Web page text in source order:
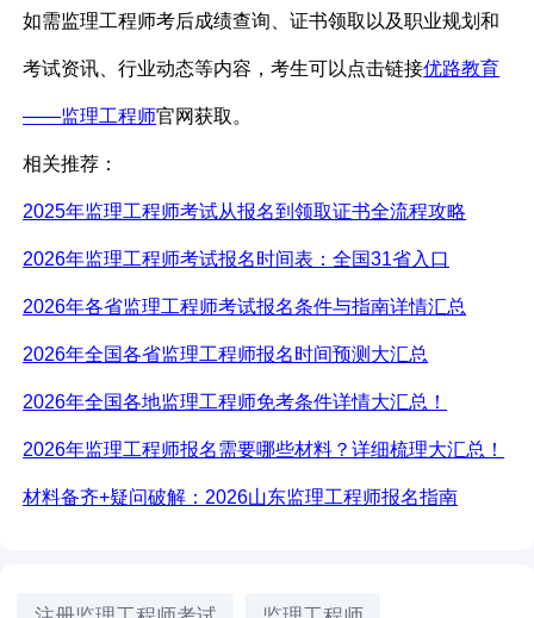
如需监理工程师考后成绩查询、证书领取以及职业规划和
考试资讯、行业动态等内容，考生可以点击链接优路教育
——监理工程师官网获取。
相关推荐：
2025年监理工程师考试从报名到领取证书全流程攻略
2026年监理工程师考试报名时间表：全国31省入口
2026年各省监理工程师考试报名条件与指南详情汇总
2026年全国各省监理工程师报名时间预测大汇总
2026年全国各地监理工程师免考条件详情大汇总！
2026年监理工程师报名需要哪些材料？详细梳理大汇总！
材料备齐+疑问破解：2026山东监理工程师报名指南